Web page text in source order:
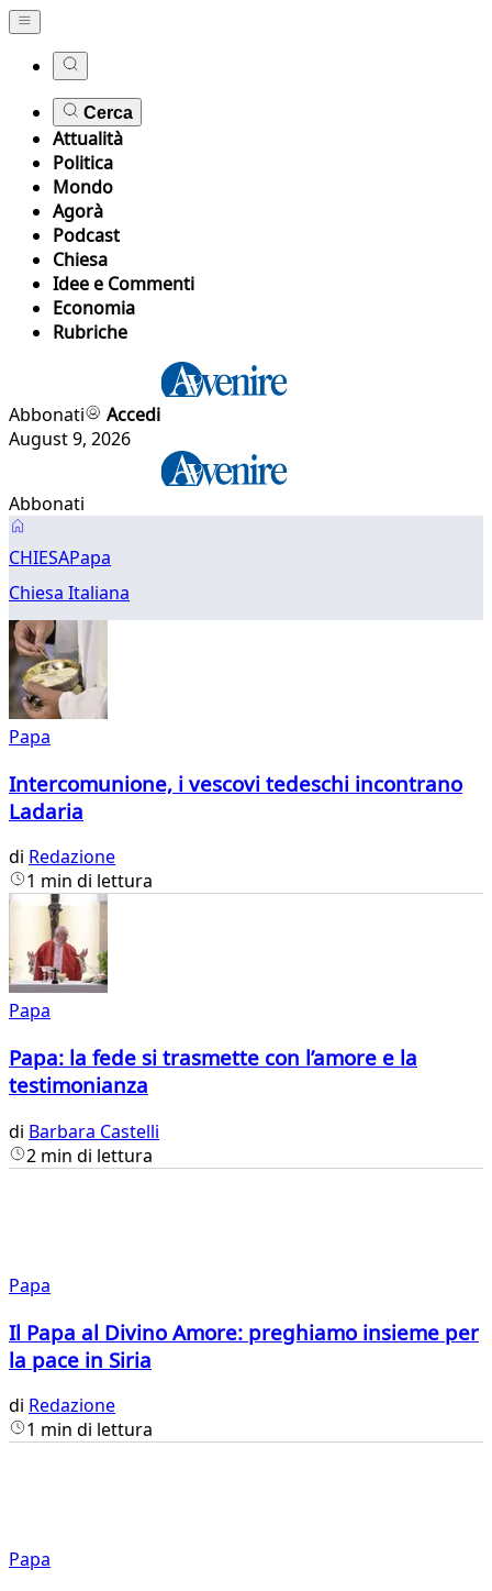
Cerca
Attualità
Politica
Mondo
Agorà
Podcast
Chiesa
Idee e Commenti
Economia
Rubriche
Abbonati
Accedi
August 9, 2026
Abbonati
Papa
CHIESAPapa
Chiesa Italiana
Papa
Intercomunione, i vescovi tedeschi incontrano
Ladaria
di Redazione
1 min di lettura
Papa
Papa: la fede si trasmette con l’amore e la
testimonianza
di Barbara Castelli
2 min di lettura
Papa
Il Papa al Divino Amore: preghiamo insieme per
la pace in Siria
di Redazione
1 min di lettura
Papa